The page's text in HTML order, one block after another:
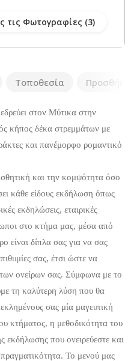
τις Φωτογραφίες
Τοποθεσία Προσθήκη
στον Μύτικα στην
κήπος δέκα στρεμμάτων με
και πανέμορφο ρομαντικό
και την κομψότητα όσο
κάθε είδους εκδήλωση όπως
εκδηλώσεις, εταιρικές
στο κτήμα μας, μέσα από
είναι δίπλα σας για να σας
σας, έτσι ώστε να
ονείρων σας. Σύμφωνα με το
τη καλύτερη λύση που θα
σας μία μαγευτική
κτήματος, η μεθοδικότητα του
εκδήλωσης που ονειρεύεστε και
πραγματικότητα. Το μενού μας